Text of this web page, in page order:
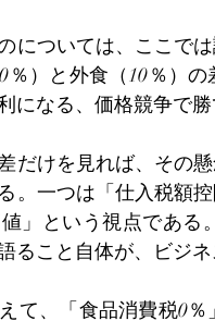
については、ここで
％）と外食（10％）
になる、価格競争で
だけを見れば、その
。一つは「仕入税額
」という視点であ
ること自体が、ビジ
て、「食品消費税0